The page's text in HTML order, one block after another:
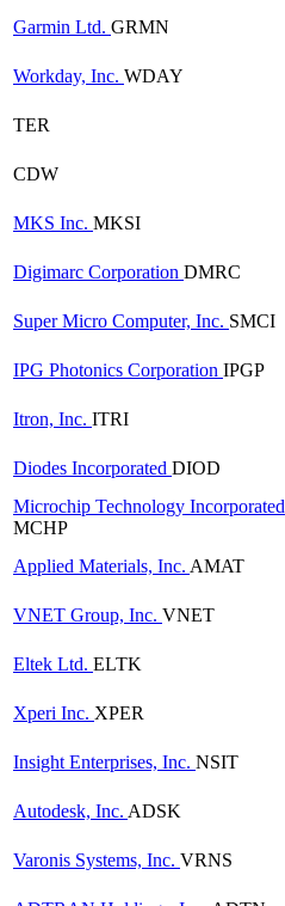
Garmin Ltd. GRMN
Workday, Inc. WDAY
TER
CDW
MKS Inc. MKSI
Digimarc Corporation DMRC
Super Micro Computer, Inc. SMCI
IPG Photonics Corporation IPGP
Itron, Inc. ITRI
Diodes Incorporated DIOD
Microchip Technology Incorporated
MCHP
Applied Materials, Inc. AMAT
VNET Group, Inc. VNET
Eltek Ltd. ELTK
Xperi Inc. XPER
Insight Enterprises, Inc. NSIT
Autodesk, Inc. ADSK
Varonis Systems, Inc. VRNS